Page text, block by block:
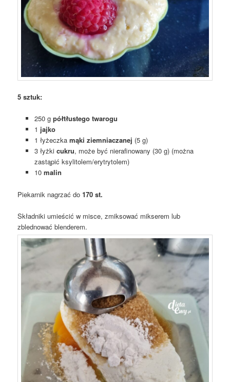
5 sztuk:
250 g półtłustego twarogu
1 jajko
1 łyżeczka mąki ziemniaczanej (5 g)
3 łyżki cukru, może być nierafinowany (30 g) (można
zastąpić ksylitolem/erytrytolem)
10 malin
Piekarnik nagrzać do170 st.
Składniki umieścić w misce, zmiksować mikserem lub
zblednować blenderem.